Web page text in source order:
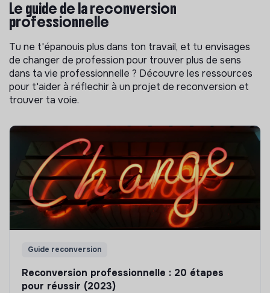
Le guide de la reconversion
professionnelle
Tu ne t'épanouis plus dans ton travail, et tu envisages
de changer de profession pour trouver plus de sens
dans ta vie professionnelle ? Découvre les ressources
pour t'aider à réflechir à un projet de reconversion et
trouver ta voie.
Guide reconversion
Reconversion professionnelle : 20 étapes
pour réussir (2023)